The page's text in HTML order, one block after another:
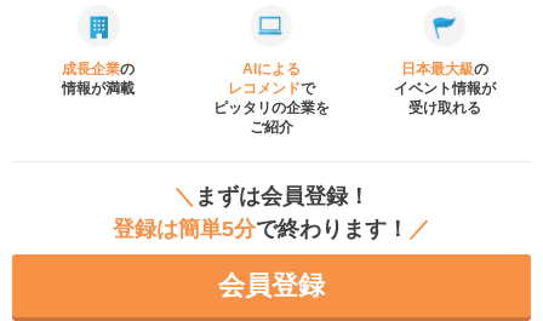
成長企業の
情報が満載
AIによる
レコメンドで
ピッタリの企業を
ご紹介
日本最大級の
イベント情報が
受け取れる
＼ まずは会員登録！
登録は簡単5分で終わります！ ／
会員登録